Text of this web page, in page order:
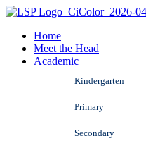
Home
Meet the Head
Academic
Kindergarten
Primary
Secondary